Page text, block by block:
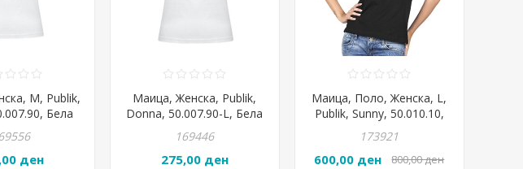
М, Publik,
Бела
ден
Маица, Женска, Publik,
Donna, 50.007.90-L, Бела
169446
275,00 ден
Маица, Поло, Женска, L,
Publik, Sunny, 50.010.10,
Црна
173921
600,00 ден 800,00 ден